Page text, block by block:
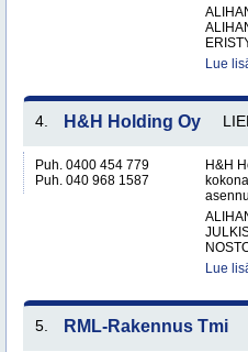
Lue
4. H&H Holding Oy
Puh. 0400 454 779
Puh. 040 968 1587
H&H
Lue
5. RML-Rakennus Tmi